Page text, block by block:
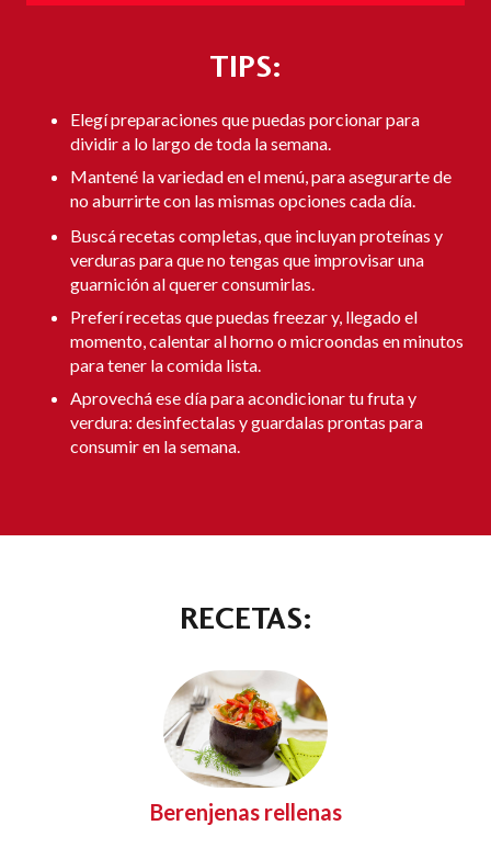
TIPS:
Elegí preparaciones que puedas porcionar para
dividir a lo largo de toda la semana.
Mantené la variedad en el menú, para asegurarte de
no aburrirte con las mismas opciones cada día.
Buscá recetas completas, que incluyan proteínas y
verduras para que no tengas que improvisar una
guarnición al querer consumirlas.
Preferí recetas que puedas freezar y, llegado el
momento, calentar al horno o microondas en minutos
para tener la comida lista.
Aprovechá ese día para acondicionar tu fruta y
verdura: desinfectalas y guardalas prontas para
consumir en la semana.
RECETAS:
Berenjenas rellenas